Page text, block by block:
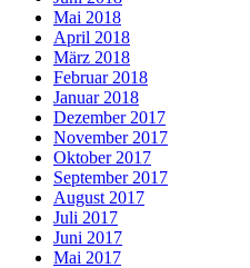
Mai 2018
April 2018
März 2018
Februar 2018
Januar 2018
Dezember 2017
November 2017
Oktober 2017
September 2017
August 2017
Juli 2017
Juni 2017
Mai 2017